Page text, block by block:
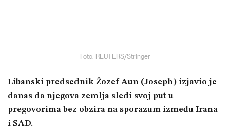
Foto: REUTERS/Stringer
Libanski predsednik Žozef Aun (Joseph) izjavio je
danas da njegova zemlja sledi svoj put u
pregovorima bez obzira na sporazum između Irana
i SAD.